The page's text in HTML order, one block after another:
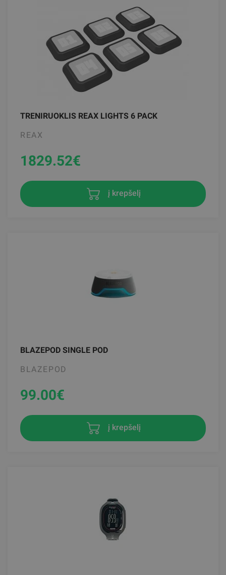
TRENIRUOKLIS REAX LIGHTS 6 PACK
REAX
1829.52€
į krepšelį
BLAZEPOD SINGLE POD
BLAZEPOD
99.00€
į krepšelį